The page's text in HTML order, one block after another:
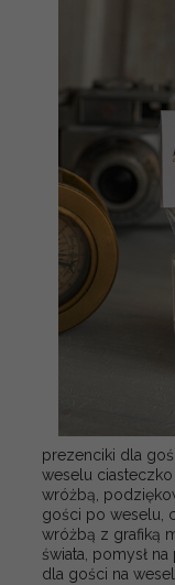
prezenciki dla
weselu
wróżbą,
gości po weselu,
wróżbą z grafiką
świata, pomysł
dla gości na